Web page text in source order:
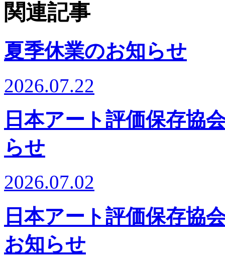
関連記事
夏季休業のお知らせ
2026.07.22
日本アート評価保存協
らせ
2026.07.02
日本アート評価保存協
お知らせ